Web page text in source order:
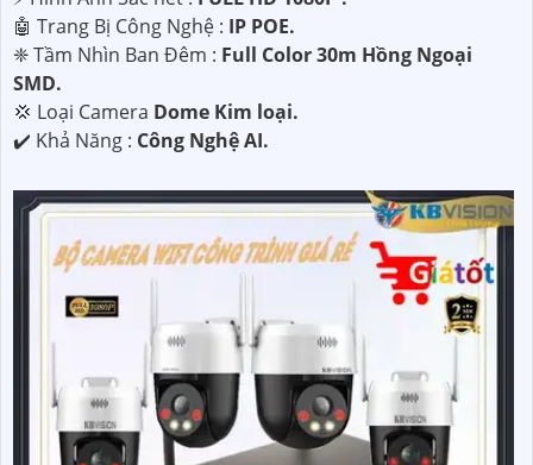
🤖️ Trang Bị Công Nghệ : IP POE.
❈ Tầm Nhìn Ban Đêm : Full Color 30m Hồng Ngoại
SMD.
💢 Loại Camera Dome Kim loại.
️✔️ Khả Năng : Công Nghệ AI.